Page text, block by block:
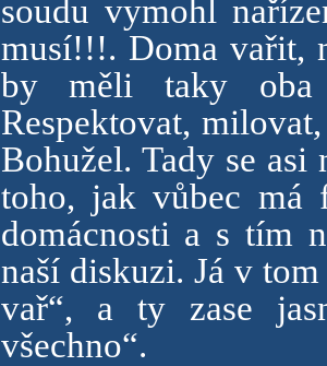
soudu vymohl
musí!!!. Doma vařit,
by měli taky
Respektovat,
Bohužel. Tady se
toho, jak vůbec má
domácnosti a s tím
naší diskuzi. Já v
vař“, a ty zase
všechno“.